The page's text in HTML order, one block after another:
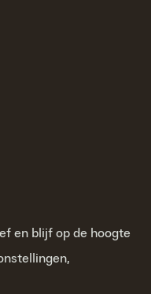
en blijf op de hoogte